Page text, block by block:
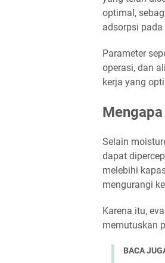
optimal,
adsorpsi
Parameter
operasi, dan
kerja yang
Selain
dapat
melebihi
mengurangi
Karena itu,
memutuskan
BACA